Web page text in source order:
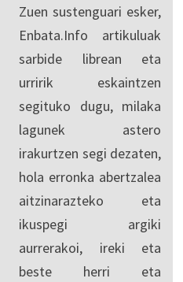
Zuen sustenguari esker,
Enbata.Info artikuluak
sarbide librean eta
urririk eskaintzen
segituko dugu, milaka
lagunek astero
irakurtzen segi dezaten,
hola erronka abertzalea
aitzinarazteko eta
ikuspegi argiki
aurrerakoi, ireki eta
beste herri eta